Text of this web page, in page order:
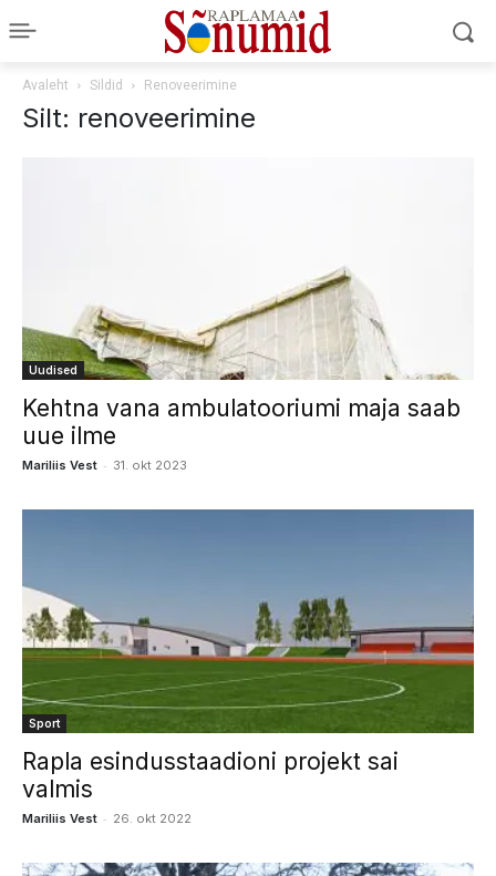
Avaleht Sildid Renoveerimine
Silt: renoveerimine
Uudised
Kehtna vana ambulatooriumi maja saab
uue ilme
Mariliis Vest - 31. okt 2023
Sport
Rapla esindusstaadioni projekt sai
valmis
Mariliis Vest - 26. okt 2022